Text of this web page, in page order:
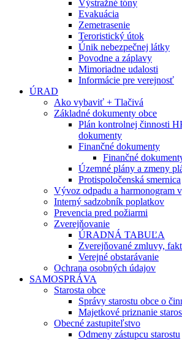
Výstražné tóny
Evakuácia
Zemetrasenie
Teroristický útok
Únik nebezpečnej látky
Povodne a záplavy
Mimoriadne udalosti
Informácie pre verejnosť
ÚRAD
Ako vybaviť + Tlačivá
Základné dokumenty obce
Plán kontrolnej činnosti
dokumenty
Finančné dokumenty
Finančné
Územné plány a zmeny
Protispoločenská smernica
Vývoz odpadu a harmonogram
Interný sadzobník poplatkov
Prevencia pred požiarmi
Zverejňovanie
ÚRADNÁ TABUĽA
Zverejňované zmluvy,
Verejné obstarávanie
Ochrana osobných údajov
SAMOSPRÁVA
Starosta obce
Správy starostu obce o
Majetkové priznanie
Obecné zastupiteľstvo
Odmeny zástupcu starostu